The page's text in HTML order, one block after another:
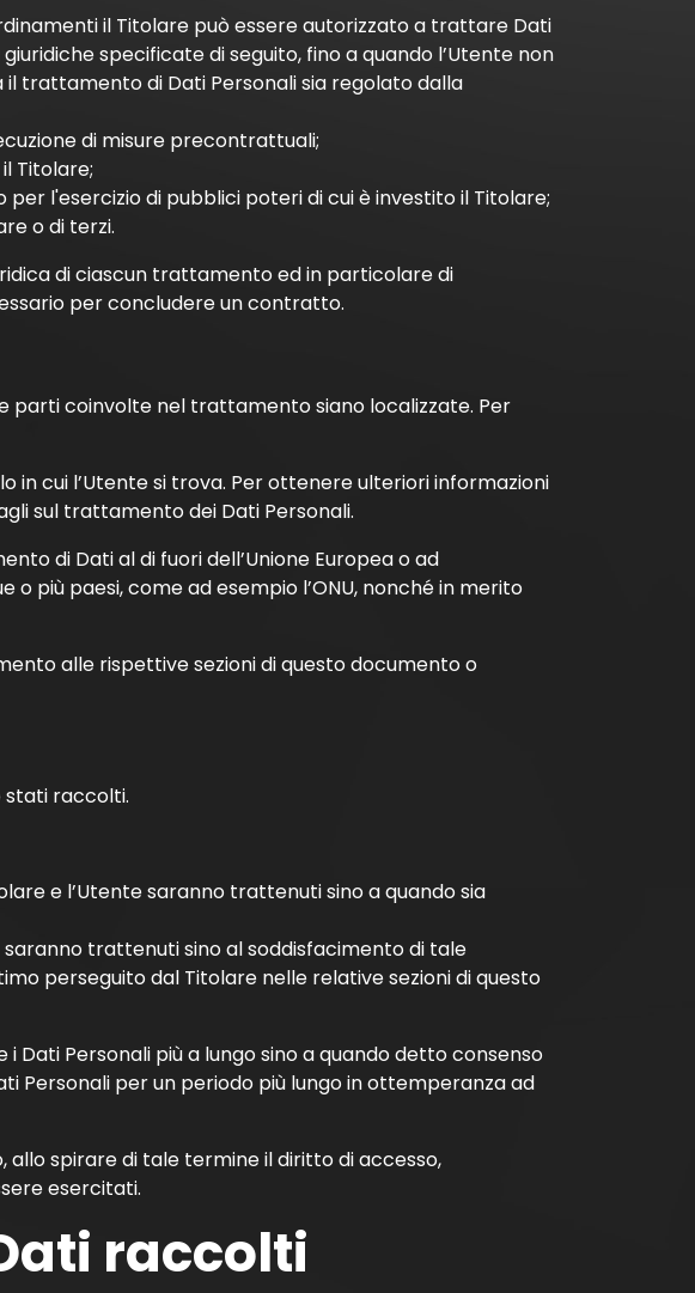
il Titolare può essere autorizzato a trattare Dati
specificate di seguito, fino a quando l’Utente non
trattamento di Dati Personali sia regolato dalla
di misure precontrattuali;
Titolare;
l'esercizio di pubblici poteri di cui è investito il Titolare;
o di terzi.
di ciascun trattamento ed in particolare di
per concludere un contratto.
parti coinvolte nel trattamento siano localizzate. Per
in cui l’Utente si trova. Per ottenere ulteriori informazioni
sul trattamento dei Dati Personali.
di Dati al di fuori dell’Unione Europea o ad
più paesi, come ad esempio l’ONU, nonché in merito
alle rispettive sezioni di questo documento o
stati raccolti.
e l’Utente saranno trattenuti sino a quando sia
trattenuti sino al soddisfacimento di tale
perseguito dal Titolare nelle relative sezioni di questo
Personali più a lungo sino a quando detto consenso
Personali per un periodo più lungo in ottemperanza ad
spirare di tale termine il diritto di accesso,
esercitati.
raccolti